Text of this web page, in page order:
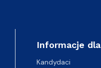
Informacje dla
Kandydaci